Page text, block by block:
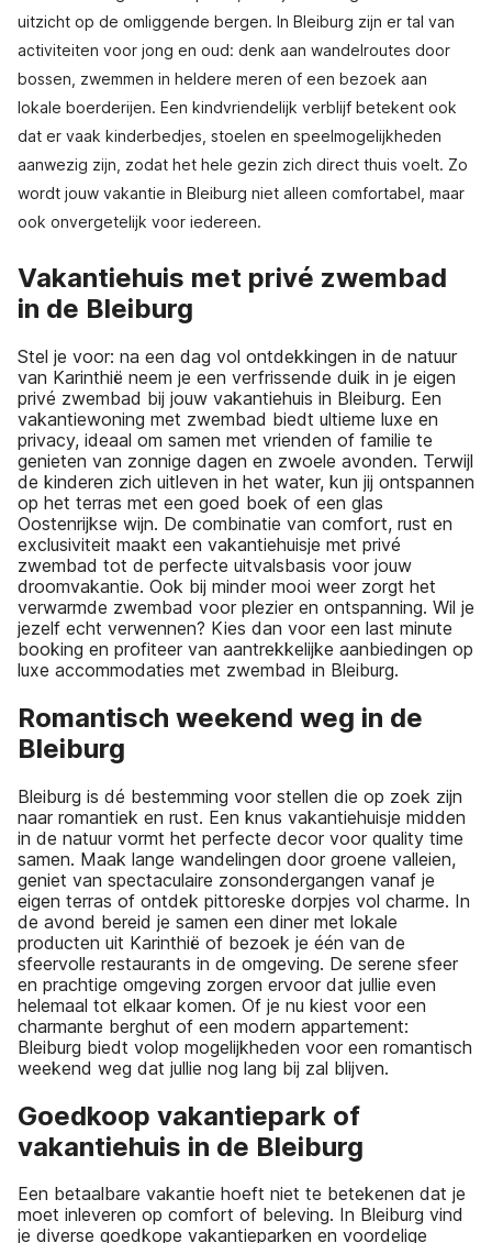
uitzicht op de omliggende bergen. In Bleiburg zijn er tal van
activiteiten voor jong en oud: denk aan wandelroutes door
bossen, zwemmen in heldere meren of een bezoek aan
lokale boerderijen. Een kindvriendelijk verblijf betekent ook
dat er vaak kinderbedjes, stoelen en speelmogelijkheden
aanwezig zijn, zodat het hele gezin zich direct thuis voelt. Zo
wordt jouw vakantie in Bleiburg niet alleen comfortabel, maar
ook onvergetelijk voor iedereen.
Vakantiehuis met privé zwembad
in de Bleiburg
Stel je voor: na een dag vol ontdekkingen in de natuur
van Karinthië neem je een verfrissende duik in je eigen
privé zwembad bij jouw vakantiehuis in Bleiburg. Een
vakantiewoning met zwembad biedt ultieme luxe en
privacy, ideaal om samen met vrienden of familie te
genieten van zonnige dagen en zwoele avonden. Terwijl
de kinderen zich uitleven in het water, kun jij ontspannen
op het terras met een goed boek of een glas
Oostenrijkse wijn. De combinatie van comfort, rust en
exclusiviteit maakt een vakantiehuisje met privé
zwembad tot de perfecte uitvalsbasis voor jouw
droomvakantie. Ook bij minder mooi weer zorgt het
verwarmde zwembad voor plezier en ontspanning. Wil je
jezelf echt verwennen? Kies dan voor een last minute
booking en profiteer van aantrekkelijke aanbiedingen op
luxe accommodaties met zwembad in Bleiburg.
Romantisch weekend weg in de
Bleiburg
Bleiburg is dé bestemming voor stellen die op zoek zijn
naar romantiek en rust. Een knus vakantiehuisje midden
in de natuur vormt het perfecte decor voor quality time
samen. Maak lange wandelingen door groene valleien,
geniet van spectaculaire zonsondergangen vanaf je
eigen terras of ontdek pittoreske dorpjes vol charme. In
de avond bereid je samen een diner met lokale
producten uit Karinthië of bezoek je één van de
sfeervolle restaurants in de omgeving. De serene sfeer
en prachtige omgeving zorgen ervoor dat jullie even
helemaal tot elkaar komen. Of je nu kiest voor een
charmante berghut of een modern appartement:
Bleiburg biedt volop mogelijkheden voor een romantisch
weekend weg dat jullie nog lang bij zal blijven.
Goedkoop vakantiepark of
vakantiehuis in de Bleiburg
Een betaalbare vakantie hoeft niet te betekenen dat je
moet inleveren op comfort of beleving. In Bleiburg vind
je diverse goedkope vakantieparken en voordelige